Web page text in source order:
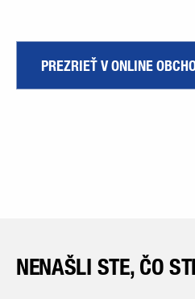
PREZRIEŤ V ONLINE
NENAŠLI STE, ČO